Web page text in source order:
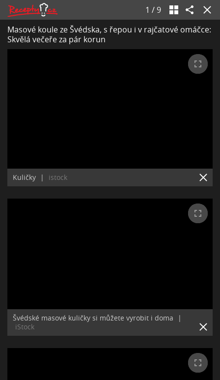
1 / 9
Masové koule ze Švédska, s řepou i v rajčatové omáčce:
Skvělá večeře za pár korun
Kuličky | istock
Švédské masové kuličky si můžete vyrobit i doma
|
iStock